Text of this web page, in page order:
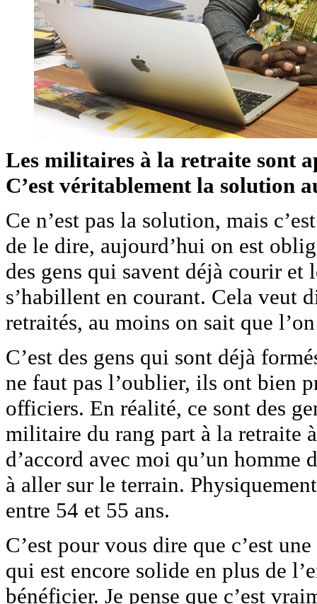
Les militaires à la retraite sont
C’est véritablement la solution
Ce n’est pas la solution, mais
de le dire, aujourd’hui on est
des gens qui savent déjà courir et
s’habillent en courant. Cela veut
retraités, au moins on sait que
C’est des gens qui sont déjà
ne faut pas l’oublier, ils ont bien
officiers. En réalité, ce sont des
militaire du rang part à la retraite
d’accord avec moi qu’un homme
à aller sur le terrain.
entre 54 et 55 ans.
C’est pour vous dire que c’est
qui est encore solide en plus de
bénéficier. Je pense que c’est